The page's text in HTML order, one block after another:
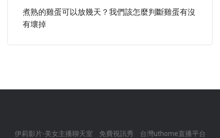
煮熟的雞蛋可以放幾天？我們該怎麼判斷雞蛋有沒
有壞掉
伊莉影片-美女主播聊天室 免費視訊秀
台灣uthome直播平台